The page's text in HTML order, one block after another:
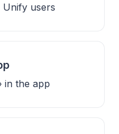
users
in the app